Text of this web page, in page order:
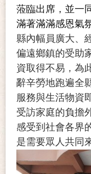
蒞臨出席，並一
滿著滿滿感恩氣
縣內幅員廣大、
偏遠鄉鎮的受助
資取得不易，為
辭辛勞地跑遍全
服務與生活物資
受訪家庭的負擔
感受到社會各界
是需要眾人共同